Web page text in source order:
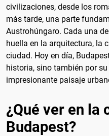
civilizaciones, desde los
más tarde, una parte
Austrohúngaro. Cada una
huella en la arquitectura, la
ciudad. Hoy en día,
historia, sino también por
impresionante paisaje
¿Qué ver en la
Budapest?